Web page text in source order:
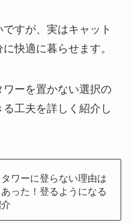
すが、実はキャット
快適に暮らせます。
ーを置かない選択の
工夫を詳しく紹介し
ワーに登らない理由は
った！登るようになる